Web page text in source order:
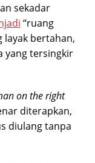
sekadar
“ruang
layak bertahan,
yang tersingkir
on the right
diterapkan,
diulang tanpa